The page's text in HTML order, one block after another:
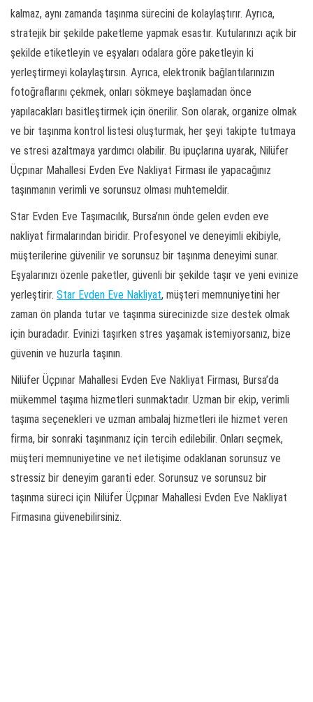
kalmaz, aynı zamanda taşınma sürecini de kolaylaştırır. Ayrıca,
stratejik bir şekilde paketleme yapmak esastır. Kutularınızı açık bir
şekilde etiketleyin ve eşyaları odalara göre paketleyin ki
yerleştirmeyi kolaylaştırsın. Ayrıca, elektronik bağlantılarınızın
fotoğraflarını çekmek, onları sökmeye başlamadan önce
yapılacakları basitleştirmek için önerilir. Son olarak, organize olmak
ve bir taşınma kontrol listesi oluşturmak, her şeyi takipte tutmaya
ve stresi azaltmaya yardımcı olabilir. Bu ipuçlarına uyarak, Nilüfer
Üçpınar Mahallesi Evden Eve Nakliyat Firması ile yapacağınız
taşınmanın verimli ve sorunsuz olması muhtemeldir.
Star Evden Eve Taşımacılık, Bursa’nın önde gelen evden eve
nakliyat firmalarından biridir. Profesyonel ve deneyimli ekibiyle,
müşterilerine güvenilir ve sorunsuz bir taşınma deneyimi sunar.
Eşyalarınızı özenle paketler, güvenli bir şekilde taşır ve yeni evinize
yerleştirir. Star Evden Eve Nakliyat, müşteri memnuniyetini her
zaman ön planda tutar ve taşınma sürecinizde size destek olmak
için buradadır. Evinizi taşırken stres yaşamak istemiyorsanız, bize
güvenin ve huzurla taşının.
Nilüfer Üçpınar Mahallesi Evden Eve Nakliyat Firması, Bursa’da
mükemmel taşıma hizmetleri sunmaktadır. Uzman bir ekip, verimli
taşıma seçenekleri ve uzman ambalaj hizmetleri ile hizmet veren
firma, bir sonraki taşınmanız için tercih edilebilir. Onları seçmek,
müşteri memnuniyetine ve net iletişime odaklanan sorunsuz ve
stressiz bir deneyim garanti eder. Sorunsuz ve sorunsuz bir
taşınma süreci için Nilüfer Üçpınar Mahallesi Evden Eve Nakliyat
Firmasına güvenebilirsiniz.